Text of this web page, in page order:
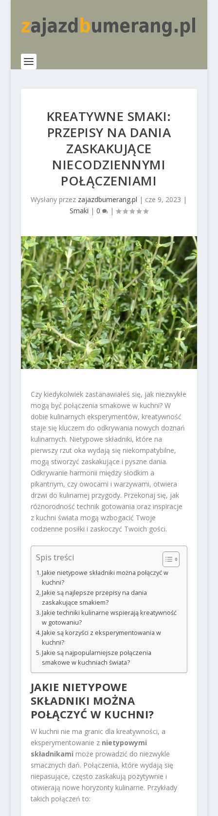
KREATYWNE SMAKI:
PRZEPISY NA DANIA
ZASKAKUJĄCE
NIECODZIENNYMI
POŁĄCZENIAMI
Wysłany przez zajazdbumerang.pl | cze 9, 2023 |
Smaki |0 |
Czy kiedykolwiek zastanawiałeś się, jak niezwykłe
mogą być połączenia smakowe w kuchni? W
dobie kulinarnych eksperymentów, kreatywność
staje się kluczem do odkrywania nowych doznań
kulinarnych. Nietypowe składniki, które na
pierwszy rzut oka wydają się niekompatybilne,
mogą stworzyć zaskakujące i pyszne dania.
Odkrywanie harmonii między słodkim a
pikantnym, czy owocami i warzywami, otwiera
drzwi do kulinarnej przygody. Przekonaj się, jak
różnorodność technik gotowania oraz inspiracje
z kuchni świata mogą wzbogacić Twoje
codzienne posiłki i zaskoczyć Twoich gości.
Spis treści
Jakie nietypowe składniki można połączyć w
kuchni?
Jakie są najlepsze przepisy na dania
zaskakujące smakiem?
Jakie techniki kulinarne wspierają kreatywność
w gotowaniu?
Jakie są korzyści z eksperymentowania w
kuchni?
Jakie są najpopularniejsze połączenia
smakowe w kuchniach świata?
JAKIE NIETYPOWE
SKŁADNIKI MOŻNA
POŁĄCZYĆ W KUCHNI?
W kuchni nie ma granic dla kreatywności, a
eksperymentowanie z nietypowymi
składnikami może prowadzić do niezwykle
smacznych dań. Połączenia, które wydają się
niepasujące, często zaskakują pozytywnie i
otwierają nowe horyzonty kulinarne. Przykłady
takich połączeń to: